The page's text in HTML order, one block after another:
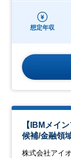
想定年収
【IBMメイ
候補/金融領
株式会社アイ